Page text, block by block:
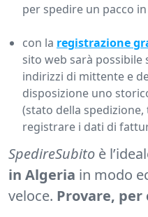
per spedire un pacco
con la registrazione
sito web sarà possibile
indirizzi di mittente e
disposizione uno
(stato della
registrare i dati di
SpedireSubito è
in Algeria in modo
veloce. Provare, per